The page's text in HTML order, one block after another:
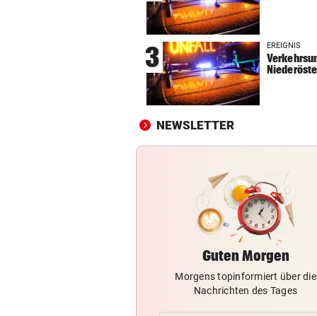
VON HINTEN GEPACKT
25-jähriger Mann in Park
und ausgeraubt
MUSKEL-COMEBACK
Russell Crowe: 25 Kilo
EINST KONKURRENTINNEN vor
Post für Gut-Behrami
3 EREIGNIS
NEWSLETTER
Guten Morgen
Morgens topinformiert über die
Nachrichten des Tages